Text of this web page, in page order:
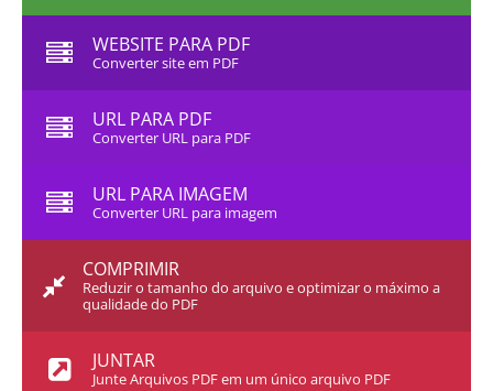
WEBSITE PARA PDF
Converter site em PDF
URL PARA PDF
Converter URL para PDF
URL PARA IMAGEM
Converter URL para imagem
COMPRIMIR
Reduzir o tamanho do arquivo e optimizar o máximo a
qualidade do PDF
JUNTAR
Junte Arquivos PDF em um único arquivo PDF